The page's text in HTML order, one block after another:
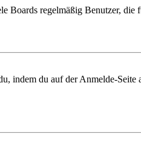
Boards regelmäßig Benutzer, die
indem du auf der Anmelde-Seite